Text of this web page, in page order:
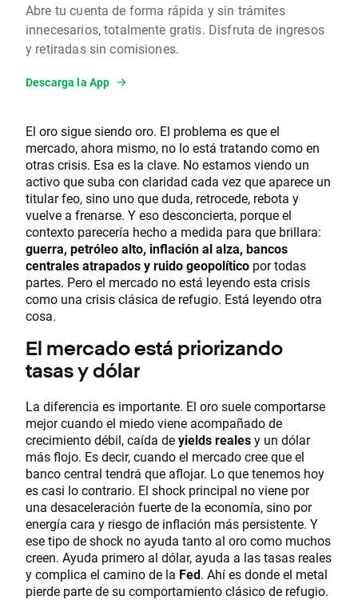
Abre tu cuenta de forma rápida y sin trámites
innecesarios, totalmente gratis. Disfruta de ingresos
y retiradas sin comisiones.
Descarga la App
El oro sigue siendo oro. El problema es que el
mercado, ahora mismo, no lo está tratando como en
otras crisis. Esa es la clave. No estamos viendo un
activo que suba con claridad cada vez que aparece un
titular feo, sino uno que duda, retrocede, rebota y
vuelve a frenarse. Y eso desconcierta, porque el
contexto parecería hecho a medida para que brillara:
guerra, petróleo alto, inflación al alza, bancos
centrales atrapados y ruido geopolítico por todas
partes. Pero el mercado no está leyendo esta crisis
como una crisis clásica de refugio. Está leyendo otra
cosa.
El mercado está priorizando
tasas y dólar
La diferencia es importante. El oro suele comportarse
mejor cuando el miedo viene acompañado de
crecimiento débil, caída deyields realesy un dólar
más flojo. Es decir, cuando el mercado cree que el
banco central tendrá que aflojar. Lo que tenemos hoy
es casi lo contrario. El shock principal no viene por
una desaceleración fuerte de la economía, sino por
energía cara y riesgo de inflación más persistente. Y
ese tipo de shock no ayuda tanto al oro como muchos
creen. Ayuda primero al dólar, ayuda a las tasas reales
y complica el camino de la Fed. Ahí es donde el metal
pierde parte de su comportamiento clásico de refugio.